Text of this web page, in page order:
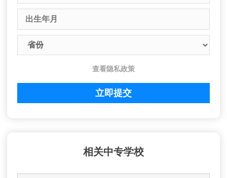
查看隐私政策
相关中专学校